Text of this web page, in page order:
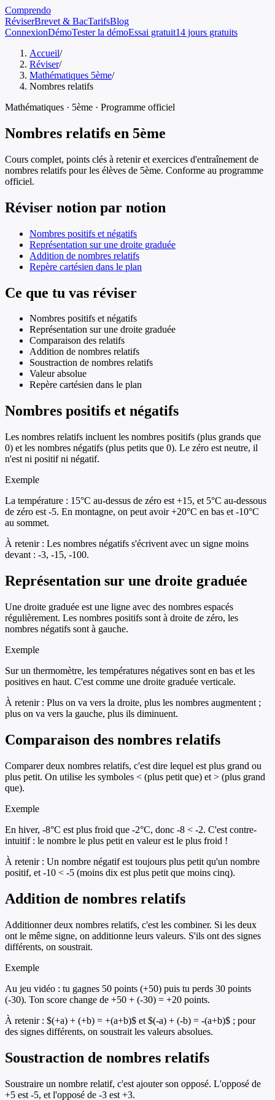
Comprendo
RéviserBrevet & BacTarifsBlog
ConnexionDémoTester la démoEssai gratuit14 jours gratuits
Accueil/
Réviser/
Mathématiques 5ème/
Nombres relatifs
Mathématiques · 5ème · Programme officiel
Nombres relatifs en 5ème
Cours complet, points clés à retenir et exercices d'entraînement de
nombres relatifs pour les élèves de 5ème. Conforme au programme
officiel.
Réviser notion par notion
Nombres positifs et négatifs
Représentation sur une droite graduée
Addition de nombres relatifs
Repère cartésien dans le plan
Ce que tu vas réviser
Nombres positifs et négatifs
Représentation sur une droite graduée
Comparaison des relatifs
Addition de nombres relatifs
Soustraction de nombres relatifs
Valeur absolue
Repère cartésien dans le plan
Nombres positifs et négatifs
Les nombres relatifs incluent les nombres positifs (plus grands que
0) et les nombres négatifs (plus petits que 0). Le zéro est neutre, il
n'est ni positif ni négatif.
Exemple
La température : 15°C au-dessus de zéro est +15, et 5°C au-dessous
de zéro est -5. En montagne, on peut avoir +20°C en bas et -10°C
au sommet.
À retenir : Les nombres négatifs s'écrivent avec un signe moins
devant : -3, -15, -100.
Représentation sur une droite graduée
Une droite graduée est une ligne avec des nombres espacés
régulièrement. Les nombres positifs sont à droite de zéro, les
nombres négatifs sont à gauche.
Exemple
Sur un thermomètre, les températures négatives sont en bas et les
positives en haut. C'est comme une droite graduée verticale.
À retenir : Plus on va vers la droite, plus les nombres augmentent ;
plus on va vers la gauche, plus ils diminuent.
Comparaison des nombres relatifs
Comparer deux nombres relatifs, c'est dire lequel est plus grand ou
plus petit. On utilise les symboles < (plus petit que) et > (plus grand
que).
Exemple
En hiver, -8°C est plus froid que -2°C, donc -8 < -2. C'est contre-
intuitif : le nombre le plus petit en valeur est le plus froid !
À retenir : Un nombre négatif est toujours plus petit qu'un nombre
positif, et -10 < -5 (moins dix est plus petit que moins cinq).
Addition de nombres relatifs
Additionner deux nombres relatifs, c'est les combiner. Si les deux
ont le même signe, on additionne leurs valeurs. S'ils ont des signes
différents, on soustrait.
Exemple
Au jeu vidéo : tu gagnes 50 points (+50) puis tu perds 30 points
(-30). Ton score change de +50 + (-30) = +20 points.
À retenir : $(+a) + (+b) = +(a+b)$ et $(-a) + (-b) = -(a+b)$ ; pour
des signes différents, on soustrait les valeurs absolues.
Soustraction de nombres relatifs
Soustraire un nombre relatif, c'est ajouter son opposé. L'opposé de
+5 est -5, et l'opposé de -3 est +3.